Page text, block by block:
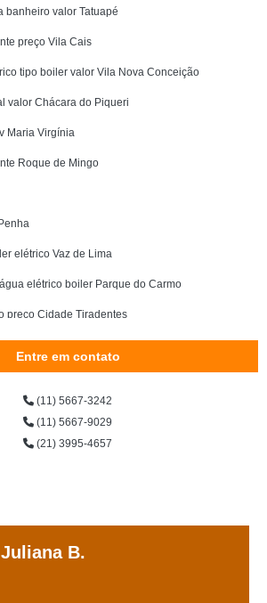
banheiro valor Tatuapé
preço Vila Cais
tipo boiler valor Vila Nova Conceição
valor Chácara do Piqueri
Maria Virgínia
Roque de Mingo
elétrico Vaz de Lima
elétrico boiler Parque do Carmo
preço Cidade Tiradentes
preço Valo Velho
de água quente Jardim Europa
preço Vila Prudente
preço Parque Fernanda
valor Vila Olímpia
Entre em contato
(11) 5667-3242
(11) 5667-9029
(21) 3995-4657
B.